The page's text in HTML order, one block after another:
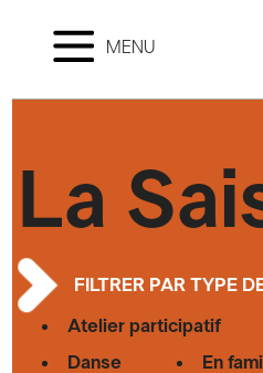
MENU
La
FILTRER PAR TYPE
Atelier participatif
Danse
En